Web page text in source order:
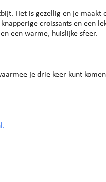
Het is gezellig en je maakt
croissants en een
een warme, huislijke sfeer.
je drie keer kunt